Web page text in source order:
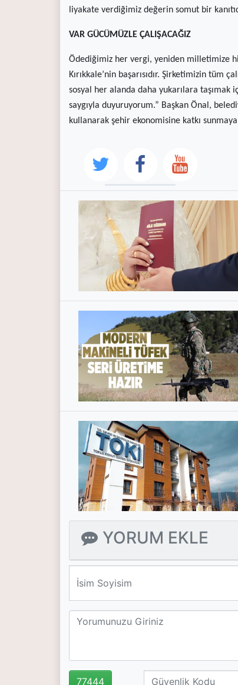
liyakate verdiğimiz değerin somut bir
VAR GÜCÜMÜZLE ÇALIŞACAĞIZ
Ödediğimiz her vergi, yeniden milletimize
Kırıkkale’nin başarısıdır. Şirketimizin tüm
sosyal her alanda daha yukarılara taşımak
saygıyla duyuruyorum.” Başkan Önal,
kullanarak şehir ekonomisine katkı
YORUM EKLE
77444